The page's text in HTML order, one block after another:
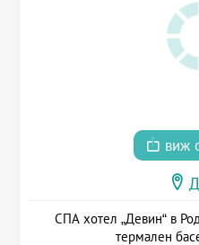
виж
СПА хотел „Девин“ в
термален